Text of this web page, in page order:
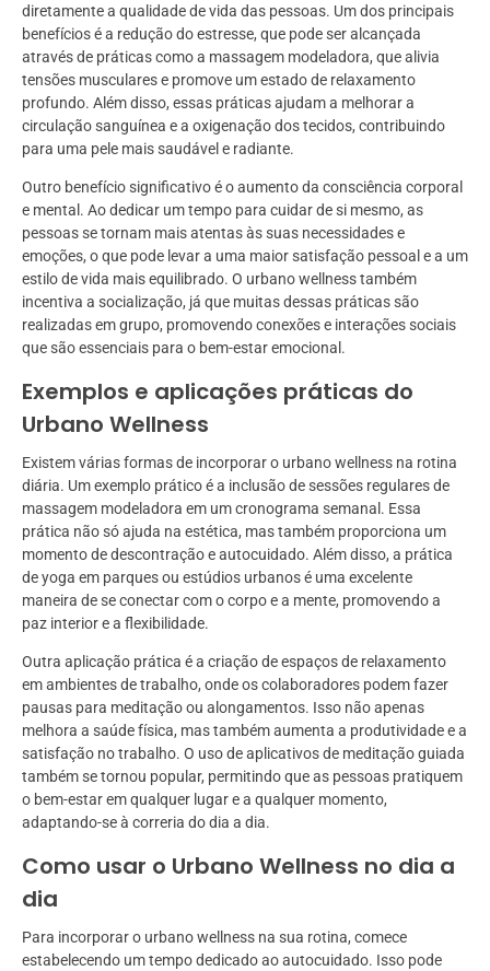
diretamente a qualidade de vida das pessoas. Um dos principais
benefícios é a redução do estresse, que pode ser alcançada
através de práticas como a massagem modeladora, que alivia
tensões musculares e promove um estado de relaxamento
profundo. Além disso, essas práticas ajudam a melhorar a
circulação sanguínea e a oxigenação dos tecidos, contribuindo
para uma pele mais saudável e radiante.
Outro benefício significativo é o aumento da consciência corporal
e mental. Ao dedicar um tempo para cuidar de si mesmo, as
pessoas se tornam mais atentas às suas necessidades e
emoções, o que pode levar a uma maior satisfação pessoal e a um
estilo de vida mais equilibrado. O urbano wellness também
incentiva a socialização, já que muitas dessas práticas são
realizadas em grupo, promovendo conexões e interações sociais
que são essenciais para o bem-estar emocional.
Exemplos e aplicações práticas do
Urbano Wellness
Existem várias formas de incorporar o urbano wellness na rotina
diária. Um exemplo prático é a inclusão de sessões regulares de
massagem modeladora em um cronograma semanal. Essa
prática não só ajuda na estética, mas também proporciona um
momento de descontração e autocuidado. Além disso, a prática
de yoga em parques ou estúdios urbanos é uma excelente
maneira de se conectar com o corpo e a mente, promovendo a
paz interior e a flexibilidade.
Outra aplicação prática é a criação de espaços de relaxamento
em ambientes de trabalho, onde os colaboradores podem fazer
pausas para meditação ou alongamentos. Isso não apenas
melhora a saúde física, mas também aumenta a produtividade e a
satisfação no trabalho. O uso de aplicativos de meditação guiada
também se tornou popular, permitindo que as pessoas pratiquem
o bem-estar em qualquer lugar e a qualquer momento,
adaptando-se à correria do dia a dia.
Como usar o Urbano Wellness no dia a
dia
Para incorporar o urbano wellness na sua rotina, comece
estabelecendo um tempo dedicado ao autocuidado. Isso pode